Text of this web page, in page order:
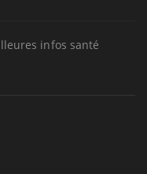
infos santé